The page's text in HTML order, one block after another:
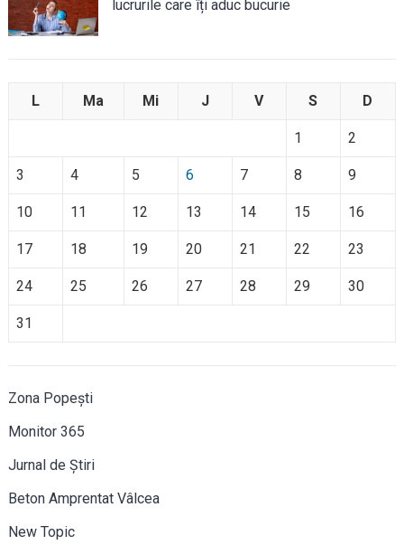
lucrurile care îți aduc bucurie
L Ma Mi J V S D
1 2
3 4 5 6 7 8 9
10 11 12 13 14 15 16
17 18 19 20 21 22 23
24 25 26 27 28 29 30
31
Zona Popești
Monitor 365
Jurnal de Știri
Beton Amprentat Vâlcea
New Topic